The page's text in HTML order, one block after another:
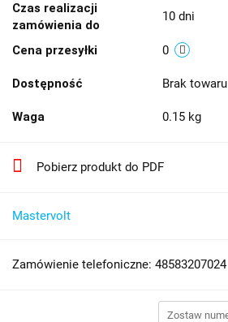
Czas realizacji
zamówienia do
10 dni
Cena przesyłki 0
Dostępność Brak towaru
Waga 0.15 kg
Pobierz produkt do PDF
Mastervolt
Zamówienie telefoniczne: 48583207024